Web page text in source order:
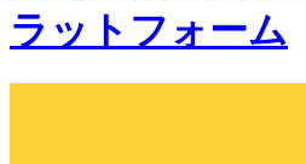
ラットフォーム